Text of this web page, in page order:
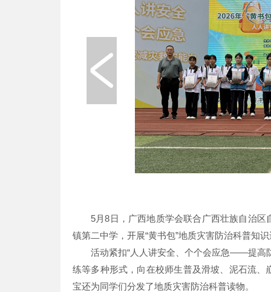
5月8日，广西地质学会联合广西壮族自治
镇第二中学，开展“黄书包”地质灾害防治科普知
活动紧扣“人人讲安全、个个会应急——提高
练等多种形式，向在校师生普及滑坡、泥石流
宝还为同学们分发了地质灾害防治科普读物。